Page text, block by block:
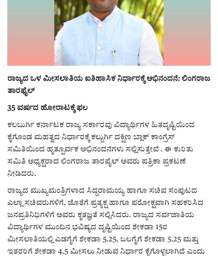
ಪುಸ್ತಕ ಪರಿಚಯ
ಅಂಕಣ
ಸಾಧಕರ ಪರಿಚಯ
ಪತ್ರಕರ್ತರ ಪರಿಚಯ
ಸಂಪಾದಕೀಯ
ಕವನ
Digital Subscription
ರಾಜ್ಯದ ಒಳ ಮೀಸಲಾತಿಯ ಐತಿಹಾಸಿಕ ನಿರ್ಧಾರಕ್ಕೆ ಅಭಿನಂದನೆ: ಲಿಂಗರಾಜ
ತಾರಫೈಲ್
35 ವರ್ಷದ ಹೋರಾಟಕ್ಕೆ ಫಲ
ಕಲಬುರ್ಗಿ ಕರ್ನಾಟಕ ರಾಜ್ಯ ಸರ್ಕಾರವು ವಿದ್ಯಾರ್ಥಿಗಳ ಹಿತದೃಷ್ಟಿಯಿಂದ
ಕೈಗೊಂಡ ಮಹತ್ವದ ನಿರ್ಧಾರಕ್ಕೆ ಕಲ್ಬುರ್ಗಿ ದಕ್ಷಿಣ ಬ್ಲಾಕ್ ಕಾಂಗ್ರೆಸ್
ಸಮಿತಿಯಿಂದ ಹೃತ್ಪೂರ್ವಕ ಅಭಿನಂದನೆಗಳು ಸಲ್ಲಿಸುತ್ತೇವೆ . ಈ ಕುರಿತು
ಸಮಿತಿ ಅಧ್ಯಕ್ಷರಾದ ಲಿಂಗರಾಜ ತಾರಪೈಲ್ ಅವರು ಪತ್ರಿಕಾ ಪ್ರಕಟಣೆ
ನೀಡಿದರು.
ರಾಜ್ಯದ ಮುಖ್ಯಮಂತ್ರಿಗಳಾದ ಸಿದ್ದರಾಮಯ್ಯ ಹಾಗೂ ಸಚಿವ ಸಂಪುಟದ
ಎಲ್ಲಾ ಸಚಿವರುಗಳಿಗೆ, ಜೊತೆಗೆ ಪ್ರತ್ಯಕ್ಷ ಹಾಗೂ ಪರೋಕ್ಷವಾಗಿ ಸಹಕರಿಸಿದ
ಜನಪ್ರತಿನಿಧಿಗಳಿಗೆ ಅವರು ಕೃತಜ್ಞತೆ ಸಲ್ಲಿಸಿದರು. ರಾಜ್ಯದ ಸರ್ವಜಾತಿಯ
ವಿದ್ಯಾರ್ಥಿಗಳ ಮುಂದಿನ ಭವಿಷ್ಯದ ದೃಷ್ಟಿಯಿಂದ ಶೇಕಡಾ 15ರ
ಮೀಸಲಾತಿಯಲ್ಲಿ ಎಡಗೈಗೆ ಶೇಕಡಾ 5.25, ಬಲಗೈಗೆ ಶೇಕಡಾ 5.25 ಮತ್ತು
ಇತರರಿಗೆ ಶೇಕಡಾ 4.5 ಮೀಸಲು ನೀಡುವ ನಿರ್ಧಾರ ಕೈಗೊಳ್ಳಲಾಗಿದೆ ಎಂದು